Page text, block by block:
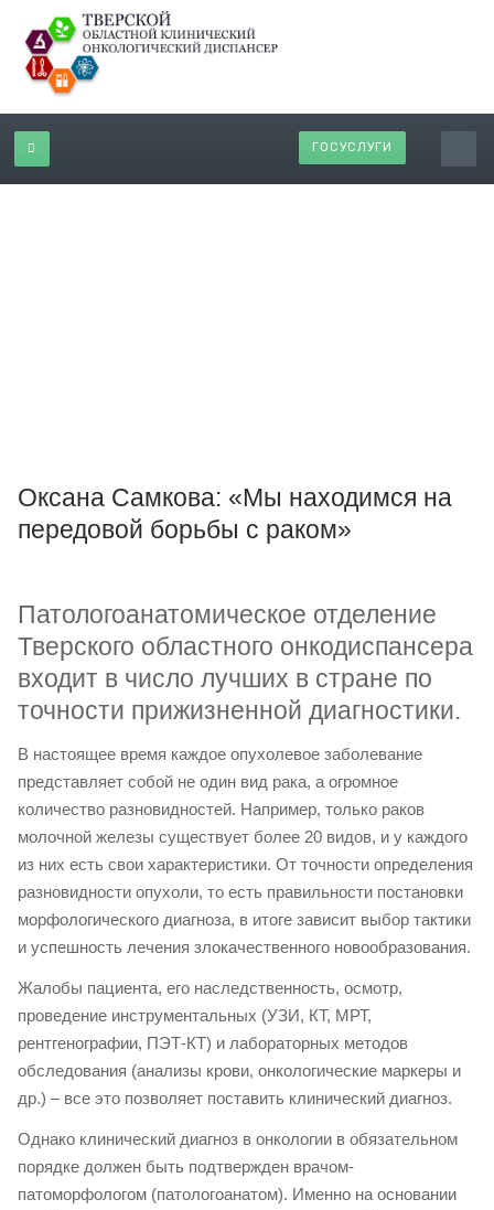
ГОСУСЛУГИ
Оксана Самкова: «Мы находимся на
передовой борьбы с раком»
Патологоанатомическое отделение
Тверского областного онкодиспансера
входит в число лучших в стране по
точности прижизненной диагностики.
В настоящее время каждое опухолевое заболевание
представляет собой не один вид рака, а огромное
количество разновидностей. Например, только раков
молочной железы существует более 20 видов, и у каждого
из них есть свои характеристики. От точности определения
разновидности опухоли, то есть правильности постановки
морфологического диагноза, в итоге зависит выбор тактики
и успешность лечения злокачественного новообразования.
Жалобы пациента, его наследственность, осмотр,
проведение инструментальных (УЗИ, КТ, МРТ,
рентгенографии, ПЭТ-КТ) и лабораторных методов
обследования (анализы крови, онкологические маркеры и
др.) – все это позволяет поставить клинический диагноз.
Однако клинический диагноз в онкологии в обязательном
порядке должен быть подтвержден врачом-
патоморфологом (патологоанатом). Именно на основании